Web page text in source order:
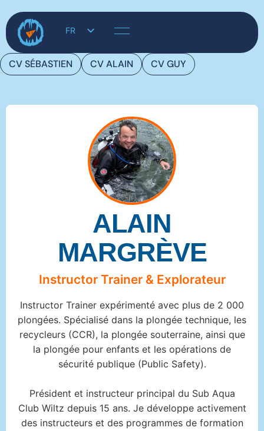
FR
DE_DE
CV SÉBASTIEN CV ALAIN CV GUY
ALAIN
MARGRÈVE
Instructor Trainer & Explorateur
Instructor Trainer expérimenté avec plus de 2 000
plongées. Spécialisé dans la plongée technique, les
recycleurs (CCR), la plongée souterraine, ainsi que
la plongée pour enfants et les opérations de
sécurité publique (Public Safety).
Président et instructeur principal du Sub Aqua
Club Wiltz depuis 15 ans. Je développe activement
des instructeurs et des programmes de formation